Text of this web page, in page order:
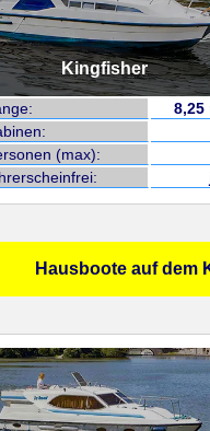
Kingfisher
8,25
(max):
Hausboote auf dem